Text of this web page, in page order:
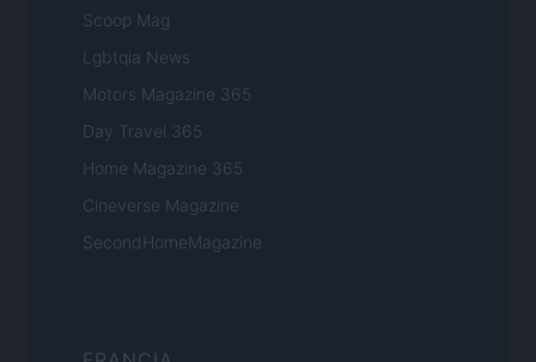
Scoop Mag
Lgbtqia News
Motors Magazine 365
Day Travel 365
Home Magazine 365
Cineverse Magazine
SecondHomeMagazine